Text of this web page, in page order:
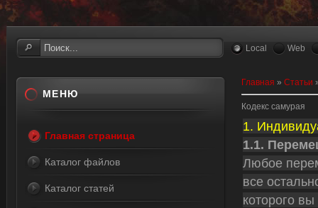
Local Web
Главная » Статьи
Кодекс самурая
1.
1.1.
Любое
все
которого
МЕНЮ
Главная страница
Каталог файлов
Каталог статей